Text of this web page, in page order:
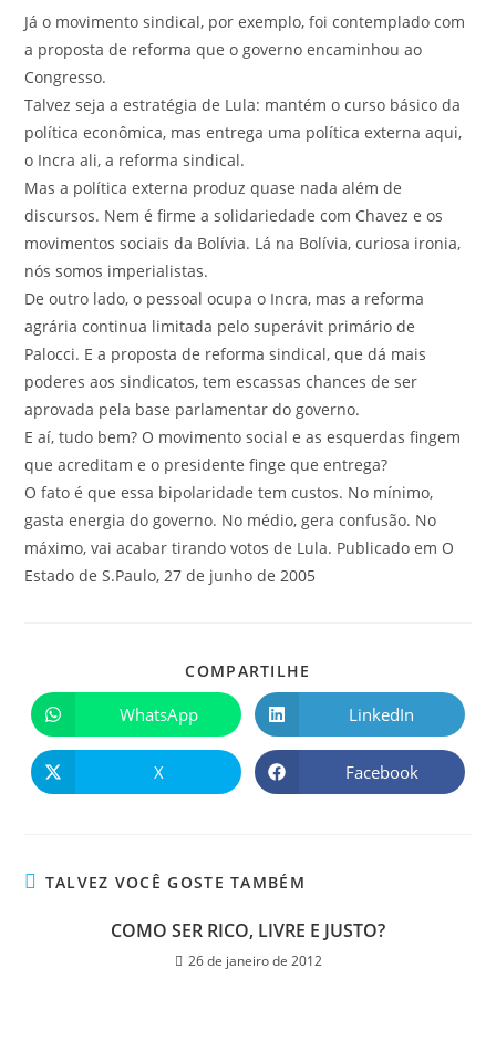
Já o movimento sindical, por exemplo, foi contemplado com
a proposta de reforma que o governo encaminhou ao
Congresso.
Talvez seja a estratégia de Lula: mantém o curso básico da
política econômica, mas entrega uma política externa aqui,
o Incra ali, a reforma sindical.
Mas a política externa produz quase nada além de
discursos. Nem é firme a solidariedade com Chavez e os
movimentos sociais da Bolívia. Lá na Bolívia, curiosa ironia,
nós somos imperialistas.
De outro lado, o pessoal ocupa o Incra, mas a reforma
agrária continua limitada pelo superávit primário de
Palocci. E a proposta de reforma sindical, que dá mais
poderes aos sindicatos, tem escassas chances de ser
aprovada pela base parlamentar do governo.
E aí, tudo bem? O movimento social e as esquerdas fingem
que acreditam e o presidente finge que entrega?
O fato é que essa bipolaridade tem custos. No mínimo,
gasta energia do governo. No médio, gera confusão. No
máximo, vai acabar tirando votos de Lula. Publicado em O
Estado de S.Paulo, 27 de junho de 2005
COMPARTILHE
WhatsApp LinkedIn
X Facebook
TALVEZ VOCÊ GOSTE TAMBÉM
COMO SER RICO, LIVRE E JUSTO?
26 de janeiro de 2012